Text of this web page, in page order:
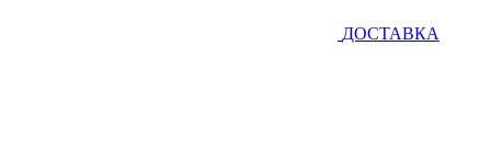
ДОСТАВКА